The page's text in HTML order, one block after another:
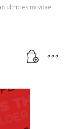
ultricies mi vitae